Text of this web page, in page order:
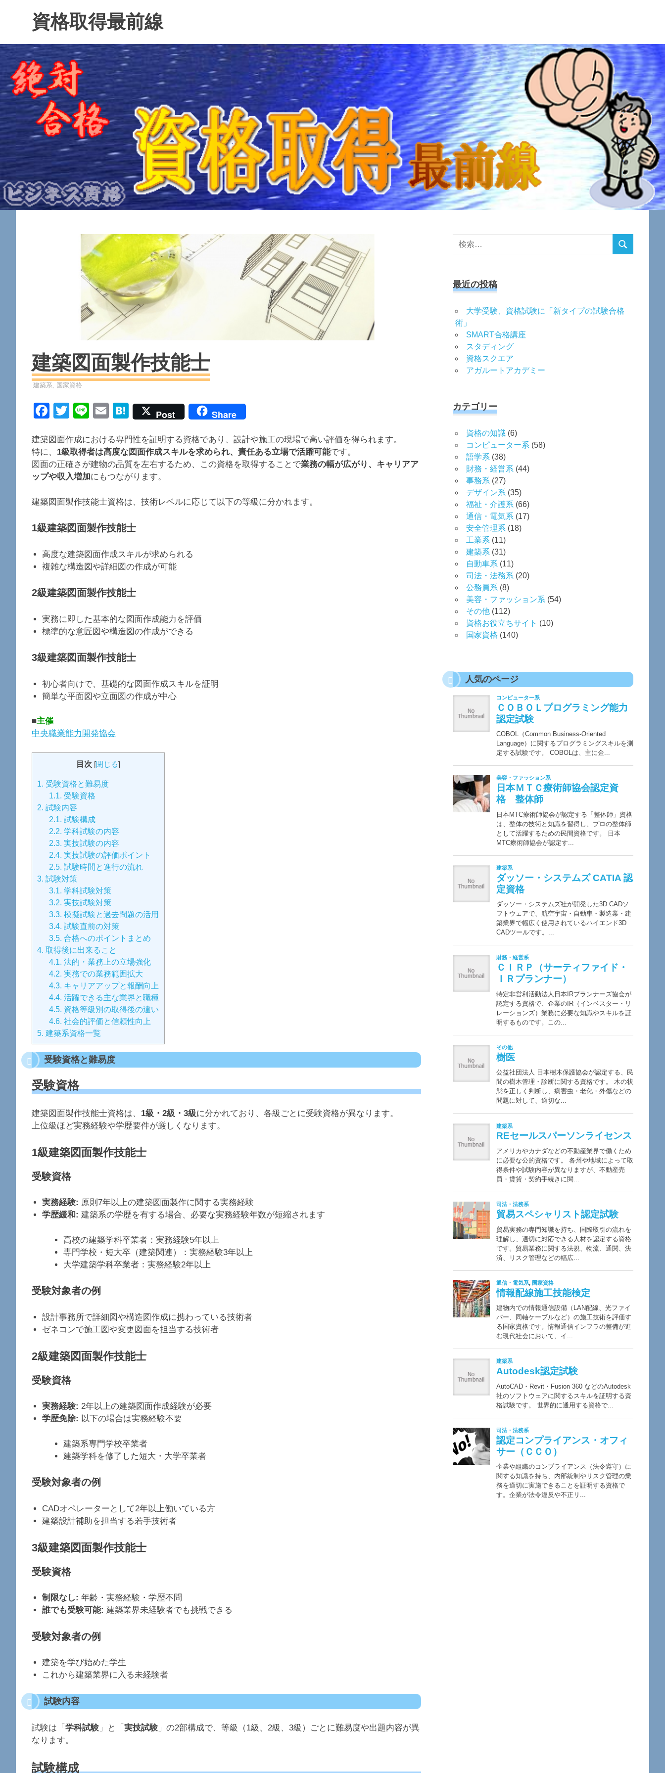
ツ
ス
キ
ッ
プ
資格取得最前線
建築図面製作技能士
資格
建築系, 国家資格
Facebook
TwitterLineEmailHatena
Post Share
建築図面作成における専門性を証明する資格であり、設計や施工の現場で高い評価を得られます。
特に、 1級取得者は高度な図面作成スキルを求められ、責任ある立場で活躍可能です。
図面の正確さが建物の品質を左右するため、この資格を取得することで業務の幅が広がり、キャリアア
ップや収入増加 にもつながります。
建築図面製作技能士資格は、技術レベルに応じて以下の等級に分かれます。
1級建築図面製作技能士
高度な建築図面作成スキルが求められる
複雑な構造図や詳細図の作成が可能
2級建築図面製作技能士
実務に即した基本的な図面作成能力を評価
標準的な意匠図や構造図の作成ができる
3級建築図面製作技能士
初心者向けで、基礎的な図面作成スキルを証明
簡単な平面図や立面図の作成が中心
■主催
中央職業能力開発協会
目次 [閉じる]
1. 受験資格と難易度
1.1. 受験資格
2. 試験内容
2.1. 試験構成
2.2. 学科試験の内容
2.3. 実技試験の内容
2.4. 実技試験の評価ポイント
2.5. 試験時間と進行の流れ
3. 試験対策
3.1. 学科試験対策
3.2. 実技試験対策
3.3. 模擬試験と過去問題の活用
3.4. 試験直前の対策
3.5. 合格へのポイントまとめ
4. 取得後に出来ること
4.1. 法的・業務上の立場強化
4.2. 実務での業務範囲拡大
4.3. キャリアアップと報酬向上
4.4. 活躍できる主な業界と職種
4.5. 資格等級別の取得後の違い
4.6. 社会的評価と信頼性向上
5. 建築系資格一覧
受験資格と難易度
受験資格
建築図面製作技能士資格は、 1級・2級・3級に分かれており、各級ごとに受験資格が異なります。
上位級ほど実務経験や学歴要件が厳しくなります。
1級建築図面製作技能士
受験資格
実務経験: 原則7年以上の建築図面製作に関する実務経験
学歴緩和: 建築系の学歴を有する場合、必要な実務経験年数が短縮されます
高校の建築学科卒業者：実務経験5年以上
専門学校・短大卒（建築関連）：実務経験3年以上
大学建築学科卒業者：実務経験2年以上
受験対象者の例
設計事務所で詳細図や構造図作成に携わっている技術者
ゼネコンで施工図や変更図面を担当する技術者
2級建築図面製作技能士
受験資格
実務経験: 2年以上の建築図面作成経験が必要
学歴免除: 以下の場合は実務経験不要
建築系専門学校卒業者
建築学科を修了した短大・大学卒業者
受験対象者の例
CADオペレーターとして2年以上働いている方
建築設計補助を担当する若手技術者
3級建築図面製作技能士
受験資格
制限なし: 年齢・実務経験・学歴不問
誰でも受験可能: 建築業界未経験者でも挑戦できる
受験対象者の例
建築を学び始めた学生
これから建築業界に入る未経験者
試験内容
試験は「 学科試験 」と「 実技試験 」の2部構成で、等級（1級、2級、3級）ごとに難易度や出題内容が異
なります。
試験構成
検
検
最近の投稿
大学受験、資格試験に「新タイプの試験合格
術」
SMART合格講座
スタディング
資格スクエア
アガルートアカデミー
カテゴリー
資格の知識 (6)
コンピューター系 (58)
語学系 (38)
財務・経営系 (44)
事務系 (27)
デザイン系 (35)
福祉・介護系 (66)
通信・電気系 (17)
安全管理系 (18)
工業系 (11)
建築系 (31)
自動車系 (11)
司法・法務系 (20)
公務員系 (8)
美容・ファッション系 (54)
その他 (112)
資格お役立ちサイト (10)
国家資格 (140)
人気のページ